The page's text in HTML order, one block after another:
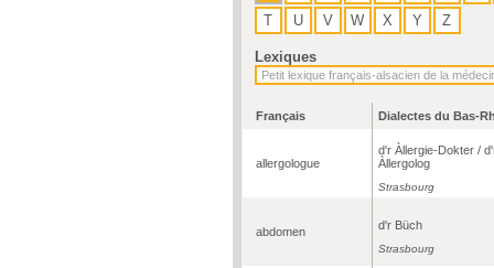
T
U V W X Y Z
Lexiques
Français Dialectes du Bas-
allergologue
d'r Àllergie-Dokter /
Àllergolog
Strasbourg
abdomen d'r Büch
Strasbourg